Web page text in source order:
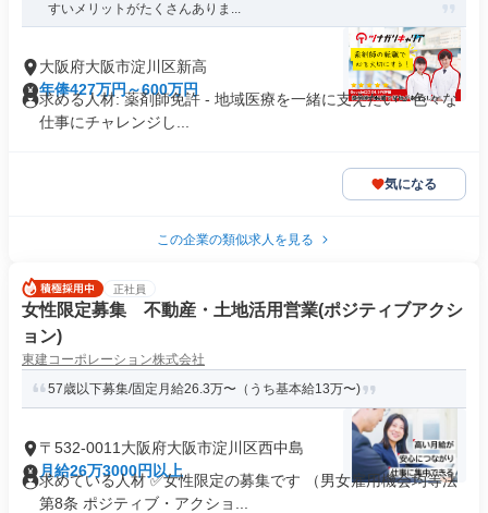
すいメリットがたくさんありま...
大阪府大阪市淀川区新高
年俸427万円～600万円
求める人材: 薬剤師免許 - 地域医療を一緒に支えたい - 色々な
仕事にチャレンジし...
気になる
この企業の類似求人を見る
正社員
女性限定募集 不動産・土地活用営業(ポジティブアクシ
ョン)
東建コーポレーション株式会社
57歳以下募集/固定月給26.3万〜（うち基本給13万〜)
〒532-0011大阪府大阪市淀川区西中島
月給26万3000円以上
求めている人材 ✅女性限定の募集です （男女雇用機会均等法
第8条 ポジティブ・アクショ...